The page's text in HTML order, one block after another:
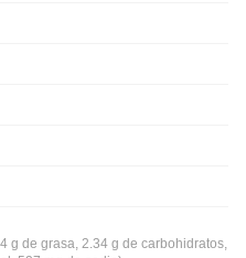
g de grasa, 2.34 g de carbohidratos,